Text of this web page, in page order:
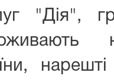
"Дія",